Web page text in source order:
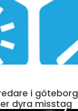
göteborg så väljer du
dyra misstag